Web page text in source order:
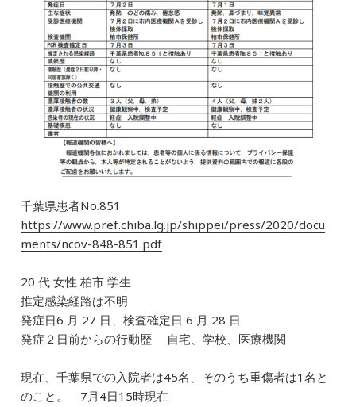
千葉県患者No.851
https://www.pref.chiba.lg.jp/shippei/press/2020/docu
ments/ncov-848-851.pdf
20 代 女性 柏市 学生
推定感染経路は不明
発症日6 月 27 日、検査確定日 6 月 28 日
発症２日前からの行動歴 自宅、学校、医療機関
現在、千葉県での入院者は45名、そのうち重傷者は1名と
のこと。 7月4日15時現在